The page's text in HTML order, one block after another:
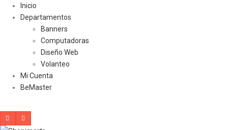
Inicio
Departamentos
Banners
Computadoras
Diseño Web
Volanteo
Mi Cuenta
BeMaster